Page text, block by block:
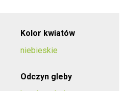
Kolor kwiatów
niebieskie
Odczyn gleby